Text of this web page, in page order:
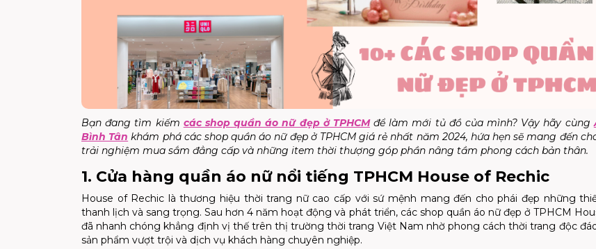
Bạn đang tìm kiếm các shop quần áo nữ đẹp ở TPHCMđể làm mới tủ đồ của mình? Vậy hãy cùng
Bình Tân khám phá các shop quần áo nữ đẹp ở TPHCM giá rẻ nhất năm 2024, hứa hẹn sẽ mang đến
trải nghiệm mua sắm đẳng cấp và những item thời thượng góp phần nâng tầm phong cách bản thân.
1. Cửa hàng quần áo nữ nổi tiếng TPHCM House of Rechic
House of Rechic là thương hiệu thời trang nữ cao cấp với sứ mệnh mang đến cho phái đẹp những
thanh lịch và sang trọng. Sau hơn 4 năm hoạt động và phát triển, các shop quần áo nữ đẹp ở TPHCM
đã nhanh chóng khẳng định vị thế trên thị trường thời trang Việt Nam nhờ phong cách thời trang độc
sản phẩm vượt trội và dịch vụ khách hàng chuyên nghiệp.